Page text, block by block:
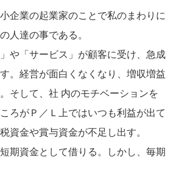
企業の起業家のことで私のまわりに
人達の事である。
や「サービス」が顧客に受け、急成
。経営が面白くなくなり、増収増益
そして、社 内のモチベーションを
ろがＰ／Ｌ上ではいつも利益が出て
資金や賞与資金が不足し出す。
期資金として借りる。しかし、毎期